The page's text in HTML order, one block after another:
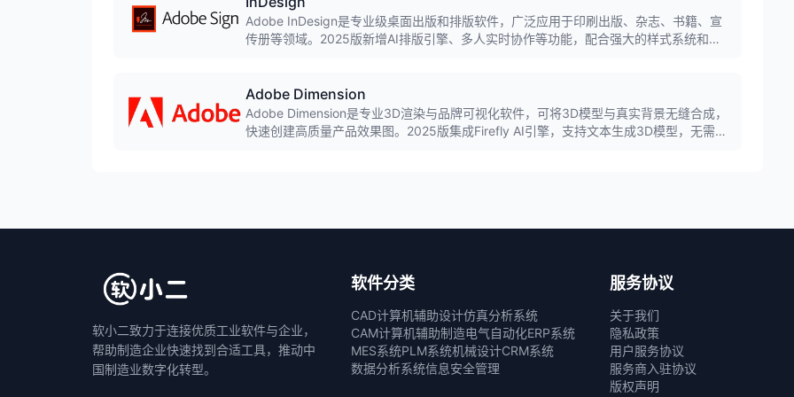
Adobe InDesign是专业级桌面出版和排版软件，广泛应用于印刷出版、杂志、书籍、宣
传册等领域。2025版新增AI排版引擎、多人实时协作等功能，配合强大的样式系统和精
Adobe Dimension
Adobe Dimension是专业3D渲染与品牌可视化软件，可将3D模型与真实背景无缝合成，
快速创建高质量产品效果图。2025版集成Firefly AI引擎，支持文本生成3D模型，无需复
软小二致力于连接优质工业软件与企业，
帮助制造企业快速找到合适工具，推动中
国制造业数字化转型。
软件分类
CAD计算机辅助设计仿真分析系统
CAM计算机辅助制造电气自动化ERP系统
MES系统PLM系统机械设计CRM系统
数据分析系统信息安全管理
服务协议
关于我们
隐私政策
用户服务协议
服务商入驻协议
版权声明